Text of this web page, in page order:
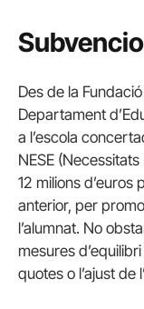
Des de la
Departament
a l’escola
NESE
12 milions d’euros
anterior, per
l’alumnat. No
mesures
quotes o l’ajust de